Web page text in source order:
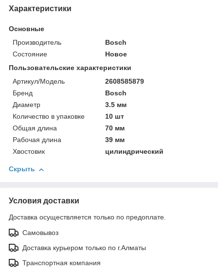
Характеристики
Основные
Производитель
Bosch
Состояние
Новое
Пользовательские характеристики
Артикул/Модель
2608585879
Бренд
Bosch
Диаметр
3.5 мм
Количество в упаковке
10 шт
Общая длина
70 мм
Рабочая длина
39 мм
Хвостовик
цилиндрический
Скрыть
Условия доставки
Доставка осуществляется только по предоплате.
Самовывоз
Доставка курьером только по г.Алматы
Транспортная компания